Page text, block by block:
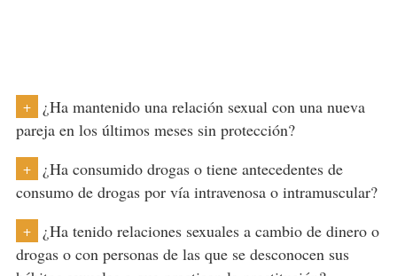
+
¿Ha mantenido una relación sexual con una nueva
pareja en los últimos meses sin protección?
+
¿Ha consumido drogas o tiene antecedentes de
consumo de drogas por vía intravenosa o intramuscular?
+
¿Ha tenido relaciones sexuales a cambio de dinero o
drogas o con personas de las que se desconocen sus